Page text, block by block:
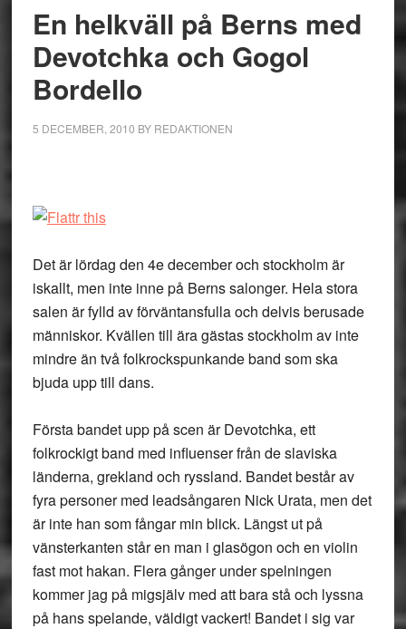
En helkväll på Berns med
Devotchka och Gogol
Bordello
5 DECEMBER, 2010 BY REDAKTIONEN
Det är lördag den 4e december och stockholm är
iskallt, men inte inne på Berns salonger. Hela stora
salen är fylld av förväntansfulla och delvis berusade
människor. Kvällen till ära gästas stockholm av inte
mindre än två folkrockspunkande band som ska
bjuda upp till dans.
Första bandet upp på scen är Devotchka, ett
folkrockigt band med influenser från de slaviska
länderna, grekland och ryssland. Bandet består av
fyra personer med leadsångaren Nick Urata, men det
är inte han som fångar min blick. Längst ut på
vänsterkanten står en man i glasögon och en violin
fast mot hakan. Flera gånger under spelningen
kommer jag på migsjälv med att bara stå och lyssna
på hans spelande, väldigt vackert! Bandet i sig var